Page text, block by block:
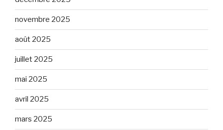
novembre 2025
août 2025
juillet 2025
mai 2025
avril 2025
mars 2025